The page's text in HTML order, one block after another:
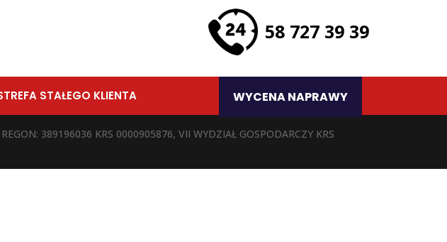
58 727 39 39
STAŁEGO KLIENTA WYCENA NAPRAWY
389196036 KRS 0000905876, VII WYDZIAŁ GOSPODARCZY KRS